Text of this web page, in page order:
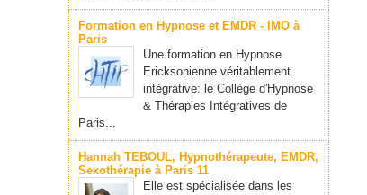
Formation en Hypnose et EMDR - IMO à
Paris
Une formation en Hypnose
Ericksonienne véritablement
intégrative: le Collège d'Hypnose
& Thérapies Intégratives de
Paris...
Hannah TEBOUL, Hypnothérapeute, EMDR,
Sexothérapie à Paris 11
Elle est spécialisée dans les